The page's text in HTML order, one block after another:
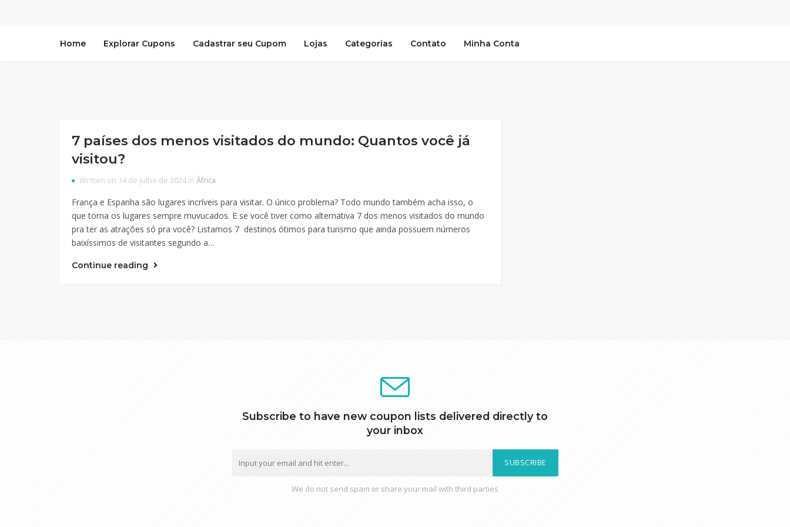
Home Explorar Cupons Cadastrar seu Cupom Lojas Categorias Contato Minha Conta
7 países dos menos visitados do mundo: Quantos você já
visitou?
Written on 14 de julho de 2024 in África
França e Espanha são lugares incríveis para visitar. O único problema? Todo mundo também acha isso, o
que torna os lugares sempre muvucados. E se você tiver como alternativa 7 dos menos visitados do mundo
pra ter as atrações só pra você? Listamos 7 destinos ótimos para turismo que ainda possuem números
baixíssimos de visitantes segundo a…
Continue reading
Subscribe to have new coupon lists delivered directly to
your inbox
SUBSCRIBE
We do not send spam or share your mail with third parties